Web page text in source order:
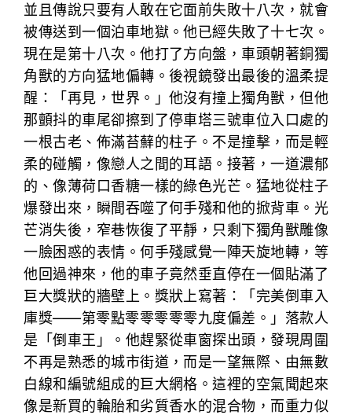
並且傳說只要有人敢在它面前失敗十八次，就會
被傳送到一個泊車地獄。他已經失敗了十七次。
現在是第十八次。他打了方向盤，車頭朝著銅獨
角獸的方向猛地偏轉。後視鏡發出最後的溫柔提
醒：「再見，世界。」他沒有撞上獨角獸，但他
那顫抖的車尾卻擦到了停車塔三號車位入口處的
一根古老、佈滿苔蘚的柱子。不是撞擊，而是輕
柔的碰觸，像戀人之間的耳語。接著，一道濃郁
的、像薄荷口香糖一樣的綠色光芒。猛地從柱子
爆發出來，瞬間吞噬了何手殘和他的掀背車。光
芒消失後，窄巷恢復了平靜，只剩下獨角獸雕像
一臉困惑的表情。何手殘感覺一陣天旋地轉，等
他回過神來，他的車子竟然垂直停在一個貼滿了
巨大獎狀的牆壁上。獎狀上寫著：「完美倒車入
庫獎——第零點零零零零零九度偏差。」落款人
是「倒車王」。他趕緊從車窗探出頭，發現周圍
不再是熟悉的城市街道，而是一望無際、由無數
白線和編號組成的巨大網格。這裡的空氣聞起來
像是新買的輪胎和劣質香水的混合物，而重力似